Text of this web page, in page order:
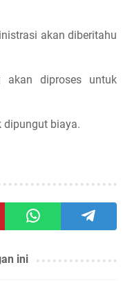
akan diberitahu
akan diproses untuk
dipungut biaya.
ini